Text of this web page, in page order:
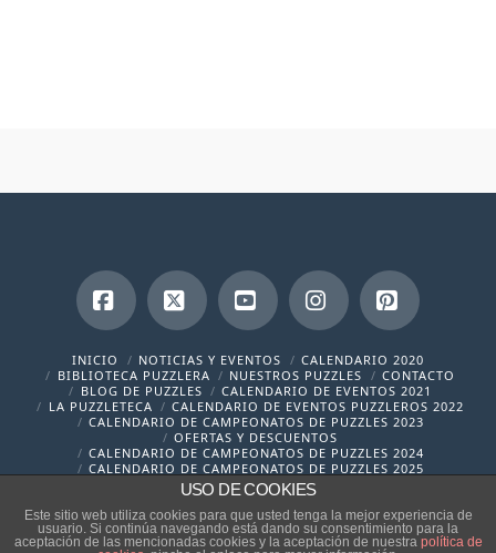
Facebook
X YouTubeInstagramPinterest
INICIO NOTICIAS Y EVENTOS
CALENDARIO 2020
BIBLIOTECA PUZZLERA
NUESTROS PUZZLES
CONTACTO
BLOG DE PUZZLES
CALENDARIO DE EVENTOS 2021
LA PUZZLETECA
CALENDARIO DE EVENTOS PUZZLEROS 2022
CALENDARIO DE CAMPEONATOS DE PUZZLES 2023
OFERTAS Y DESCUENTOS
CALENDARIO DE CAMPEONATOS DE PUZZLES 2024
CALENDARIO DE CAMPEONATOS DE PUZZLES 2025
USO DE COOKIES
Este sitio web utiliza cookies para que usted tenga la mejor experiencia de
usuario. Si continúa navegando está dando su consentimiento para la
aceptación de las mencionadas cookies y la aceptación de nuestra política de